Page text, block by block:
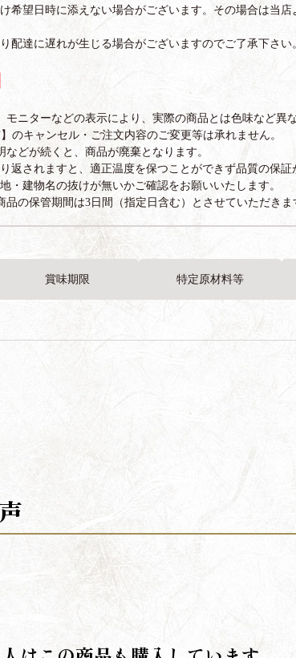
希望日時に添えない場合がございます。その場合は当店
配達に遅れが生じる場合がございますのでご了承下さい
モニターなどの表示により、実際の商品とは色味など異
のキャンセル・ご注文内容のご変更等は承れません。
どが続くと、商品が廃棄となります。
返されますと、適正温度を保つことができず品質の保証
・建物名の抜けが無いかご確認をお願いいたします。
の保管期間は3日間（指定日含む）とさせていただきま
賞味期限 特定原材料等